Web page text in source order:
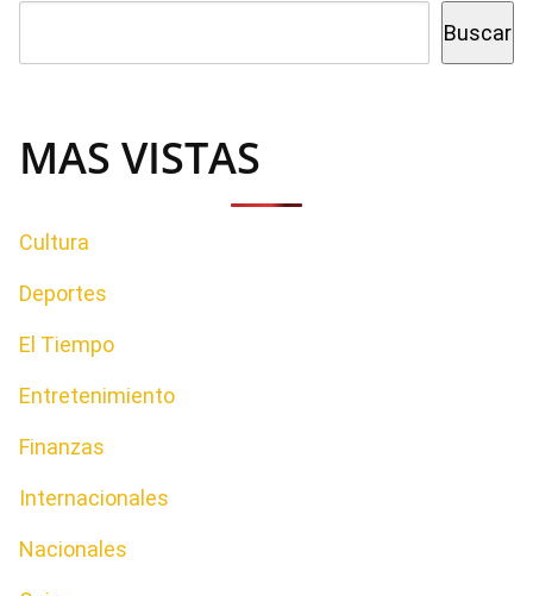
Buscar
MAS VISTAS
Cultura
Deportes
El Tiempo
Entretenimiento
Finanzas
Internacionales
Nacionales